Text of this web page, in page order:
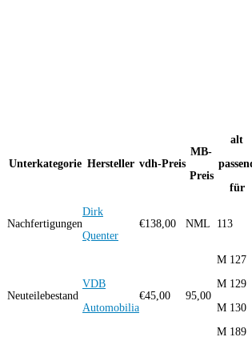
Unterkategorie Hersteller vdh-Preis
MB-
Preis
alt
für
Nachfertigungen
Dirk
Quenter
€138,00 NML 113
Neuteilebestand
VDB
Automobilia
€45,00 95,00
M 127
M 129
M 130
M 189